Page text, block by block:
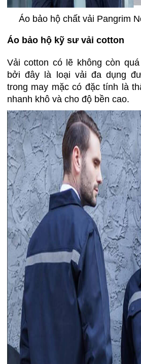
Áo bảo hộ chất vải Pangrim
Áo bảo hộ kỹ sư vải cotton
Vải cotton có lẽ không còn
bởi đây là loại vải đa dụng
trong may mặc có đặc tính là
nhanh khô và cho độ bền cao.